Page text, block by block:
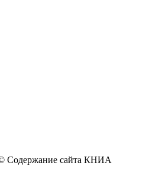
Содержание сайта КНИА